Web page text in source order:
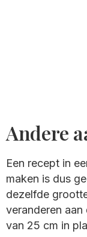
Andere
Een recept in
maken is dus
dezelfde
veranderen
van 25 cm in